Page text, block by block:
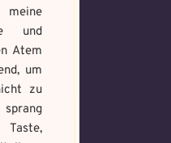
meine
und
Atem
um
zu
Weitere Mandala findest du
hier:
https://mondaymandala.com/m/
welche